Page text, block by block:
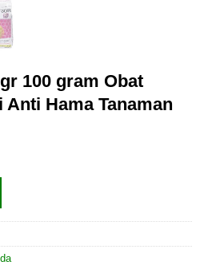
100 gram Obat
Hama Tanaman